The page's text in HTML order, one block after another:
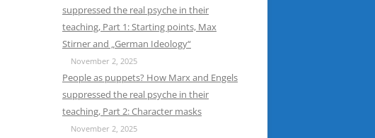
suppressed the real psyche in their
teaching, Part 1: Starting points, Max
Stirner and „German Ideology“
November 2, 2025
People as puppets? How Marx and Engels
suppressed the real psyche in their
teaching, Part 2: Character masks
November 2, 2025